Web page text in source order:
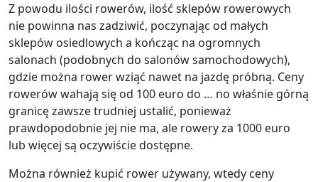
Z powodu ilości rowerów, ilość sklepów rowerowych
nie powinna nas zadziwić, poczynając od małych
sklepów osiedlowych a kończąc na ogromnych
salonach (podobnych do salonów samochodowych),
gdzie można rower wziąć nawet na jazdę próbną. Ceny
rowerów wahają się od 100 euro do … no właśnie górną
granicę zawsze trudniej ustalić, ponieważ
prawdopodobnie jej nie ma, ale rowery za 1000 euro
lub więcej są oczywiście dostępne.
Można również kupić rower używany, wtedy ceny